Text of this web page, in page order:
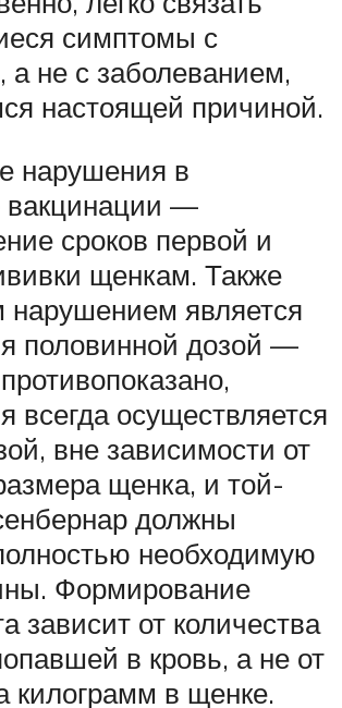
симптомы с
а не с заболеванием,
настоящей причиной.
нарушения в
вакцинации —
сроков первой и
щенкам. Также
нарушением является
половинной дозой —
всегда осуществляется
вне зависимости от
щенка, и той-
должны
необходимую
Формирование
зависит от количества
в кровь, а не от
килограмм в щенке.